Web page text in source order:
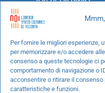
Per fornire le migliori esperienze,
per memorizzare e/o accedere
consenso a queste tecnologie ci
comportamento di navigazione o
acconsentire o ritirare il
caratteristiche e funzioni.
Chi siamo
Progetti speciali
Richiedi un libro
Spedizioni